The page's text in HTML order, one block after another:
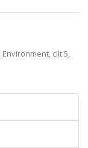
cilt.5,